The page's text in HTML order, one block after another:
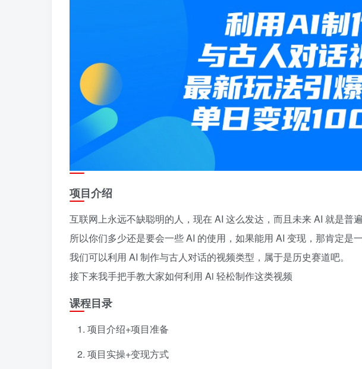
项目介绍
互联网上永远不缺聪明的人，现在 AI 这么发达，而且未来 AI 就是普
所以你们多少还是要会一些 AI 的使用，如果能用 AI 变现，那肯定是一
我们可以利用 AI 制作与古人对话的视频类型，属于是历史赛道吧。
接下来我手把手教大家如何利用 Ai 轻松制作这类视频
课程目录
项目介绍+项目准备
项目实操+变现方式